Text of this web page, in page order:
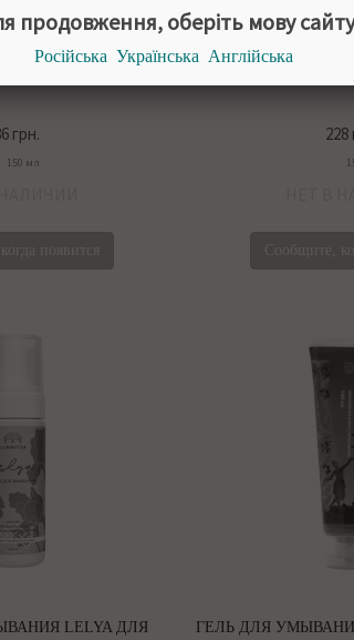
которые работают
эффективно очистить
избыточного себума и
грн.
150 мл
228
LELYA ДЛЯ
ГЕЛЬ ДЛЯ
продовження, оберіть мову сайту
Російська Українська Англійська